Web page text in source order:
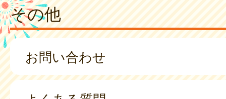
その他
お問い合わせ